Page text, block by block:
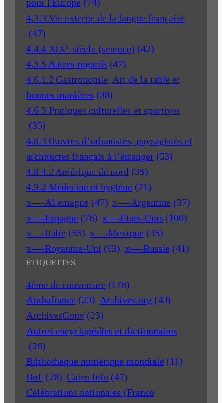
pour l'Europe (74)
4.3.3 Vie externe de la langue française
(47)
4.4.4 XIX° siècle (science) (42)
4.5.5 Autres regards (47)
4.6.1.2 Gastronomie, Art de la table et
bonnes manières (38)
4.6.3 Pratiques culturelles et sportives
(35)
4.8.3 Œuvres d’urbanistes, paysagistes et
architectes français à l’étranger (53)
4.8.4.2 Amérique du nord (35)
4.9.2 Médecine et hygiène (71)
x—-Allemagne (47) x—-Argentine (37)
x—-Espagne (76) x—-Etats-Unis (100)
x—-Italie (55) x—-Mexique (35)
x—-Royaume-Uni (93) x—-Russie (41)
ÉTIQUETTES
4ème de couverture (178)
Ambafrance (23) Archives.org (43)
ArchivesGouv (23)
Autres encyclopédies et dictionnaires
(26)
Bibliothèque numérique mondiale (11)
BnF (28) Cairn Info (47)
Célébrations nationales (France